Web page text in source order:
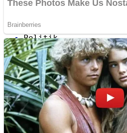
Politik
Figur
Budaya